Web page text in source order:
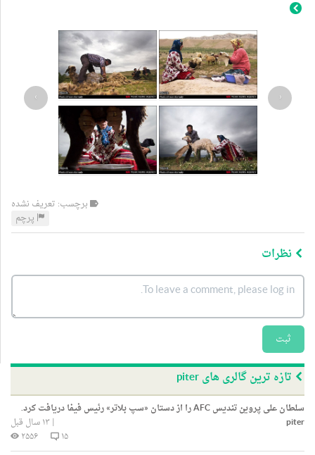
‹
›
برچسب: تعریف نشده
پرچم
نظرات
ثبت
تازه ترین گالری های piter
سلطان علی پروین تندیس AFC را از دستان «سپ بلاتر» رئیس فیفا دریافت کرد.
piter
|۱۳ سال قبل
۱۵
۲۵۵۶